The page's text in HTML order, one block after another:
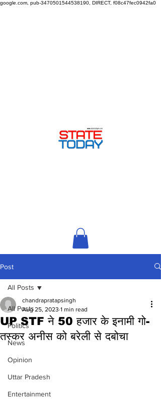
google.com, pub-3470501544538190, DIRECT, f08c47fec0942fa0
Post
All Posts
Politics
News
Opinion
Uttar Pradesh
Entertainment
All Posts
UP STF ने 50 हजार के इनामी गो-
तस्कर अनीस को बरेली से दबोचा
chandrapratapsingh
Aug 25, 2023 1 min read